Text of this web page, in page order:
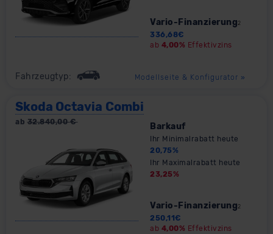
Vario-Finanzierung 2
336,68€
ab 4,00% Effektivzins
Fahrzeugtyp: Modellseite & Konfigurator »
Skoda Octavia Combi
ab 32.840,00€ Barkauf
Ihr Minimalrabatt heute
20,75%
Ihr Maximalrabatt heute
23,25%
Vario-Finanzierung2
250,11 €
ab 4,00% Effektivzins